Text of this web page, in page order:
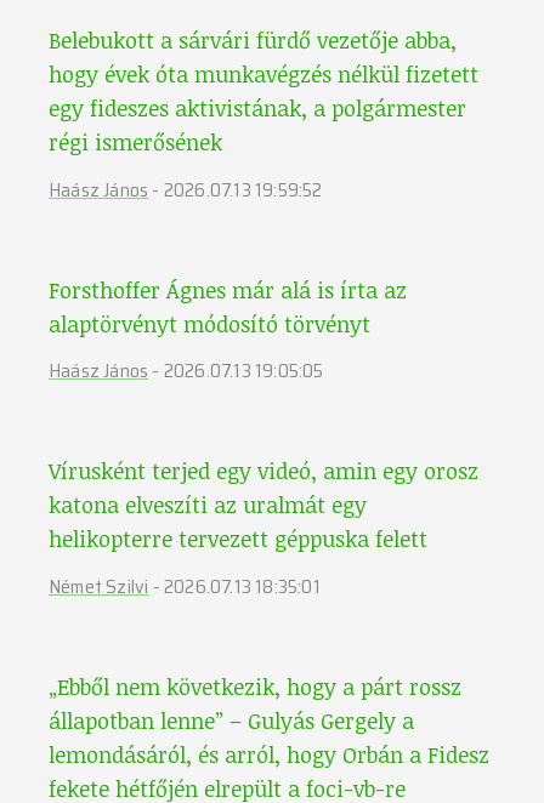
Belebukott a sárvári fürdő vezetője abba,
hogy évek óta munkavégzés nélkül fizetett
egy fideszes aktivistának, a polgármester
régi ismerősének
Haász János - 2026.07.13 19:59:52
Forsthoffer Ágnes már alá is írta az
alaptörvényt módosító törvényt
Haász János- 2026.07.13 19:05:05
Vírusként terjed egy videó, amin egy orosz
katona elveszíti az uralmát egy
helikopterre tervezett géppuska felett
Német Szilvi- 2026.07.13 18:35:01
„Ebből nem következik, hogy a párt rossz
állapotban lenne” – Gulyás Gergely a
lemondásáról, és arról, hogy Orbán a Fidesz
fekete hétfőjén elrepült a foci-vb-re